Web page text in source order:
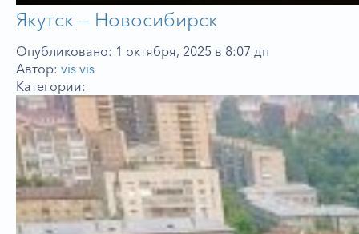
Якутск — Новосибирск
Опубликовано: 1 октября, 2025 в 8:07 дп
Автор: vis vis
Категории: